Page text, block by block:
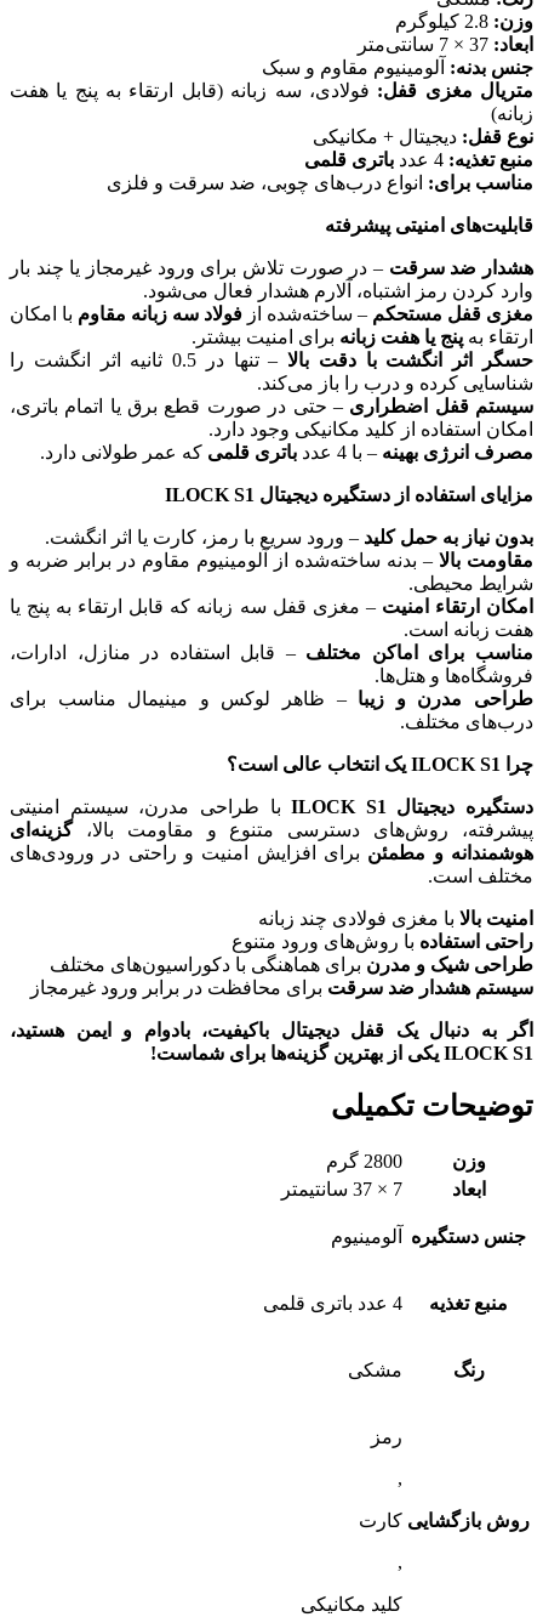
وزن:
ابعاد:
جنس بدنه: آلومینیوم مقاوم و سبک
متریال مغزی قفل: فولادی، سه زبانه (قابل ارتقاء به پنج یا هفت
زبانه)
نوع قفل: دیجیتال + مکانیکی
منبع تغذیه:
باتری قلمی
مناسب برای: انواع درب‌های چوبی، ضد سرقت و فلزی
قابلیت‌های امنیتی پیشرفته
هشدار ضد سرقت – در صورت تلاش برای ورود غیرمجاز یا چند بار
وارد کردن رمز اشتباه، آلارم هشدار فعال می‌شود.
مغزی قفل مستحکم – ساخته‌شده از فولاد سه زبانه مقاوم با امکان
ارتقاء به پنج یا هفت زبانه برای امنیت بیشتر.
حسگر اثر انگشت با دقت بالا
– تنها در 0.5 ثانیه اثر انگشت را
شناسایی کرده و درب را باز می‌کند.
سیستم قفل اضطراری – حتی در صورت قطع برق یا اتمام باتری،
امکان استفاده از کلید مکانیکی وجود دارد.
مصرف انرژی بهینه – با 4 عدد باتری قلمی که عمر طولانی دارد.
مزایای استفاده از دستگیره دیجیتال ILOCK S1
بدون نیاز به حمل کلید – ورود سریع با رمز، کارت یا اثر انگشت.
مقاومت بالا – بدنه ساخته‌شده از آلومینیوم مقاوم در برابر ضربه و
شرایط محیطی.
امکان ارتقاء امنیت – مغزی قفل سه زبانه که قابل ارتقاء به پنج یا
هفت زبانه است.
مناسب برای اماکن مختلف – قابل استفاده در منازل، ادارات،
فروشگاه‌ها و هتل‌ها.
طراحی مدرن و زیبا – ظاهر لوکس و مینیمال مناسب برای
درب‌های مختلف.
چرا ILOCK S1 یک انتخاب عالی است؟
دستگیره دیجیتال ILOCK S1
با طراحی مدرن، سیستم امنیتی
پیشرفته، روش‌های دسترسی متنوع و مقاومت بالا،گزینه‌ای
هوشمندانه و مطمئن برای افزایش امنیت و راحتی در ورودی‌های
مختلف است.
امنیت بالا با مغزی فولادی چند زبانه
راحتی استفاده با روش‌های ورود متنوع
طراحی شیک و مدرن برای هماهنگی با دکوراسیون‌های مختلف
سیستم هشدار ضد سرقت برای محافظت در برابر ورود غیرمجاز
اگر به دنبال یک قفل دیجیتال باکیفیت، بادوام و ایمن هستید،
ILOCK S1 یکی از بهترین گزینه‌ها برای شماست!
توضیحات تکمیلی
وزن
2800 گرم
ابعاد
7 × 37 سانتیمتر
جنس دستگیره آلومینیوم
منبع تغذیه 4 عدد باتری قلمی
رنگ مشکی
روش بازگشایی
رمز
,
کارت
,
کلید مکانیکی